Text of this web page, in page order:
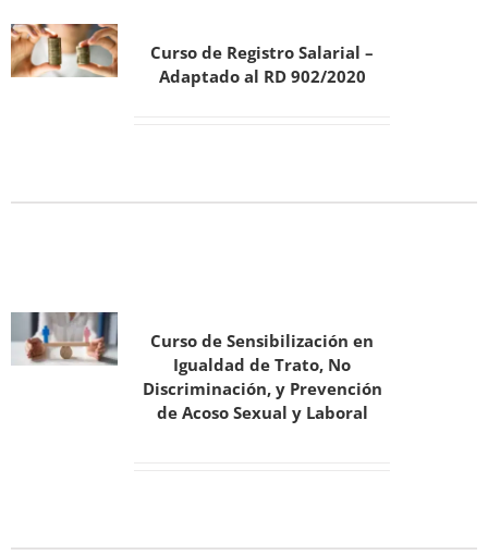
Curso de Registro Salarial –
Adaptado al RD 902/2020
Curso de Sensibilización en
Igualdad de Trato, No
Discriminación, y Prevención
de Acoso Sexual y Laboral